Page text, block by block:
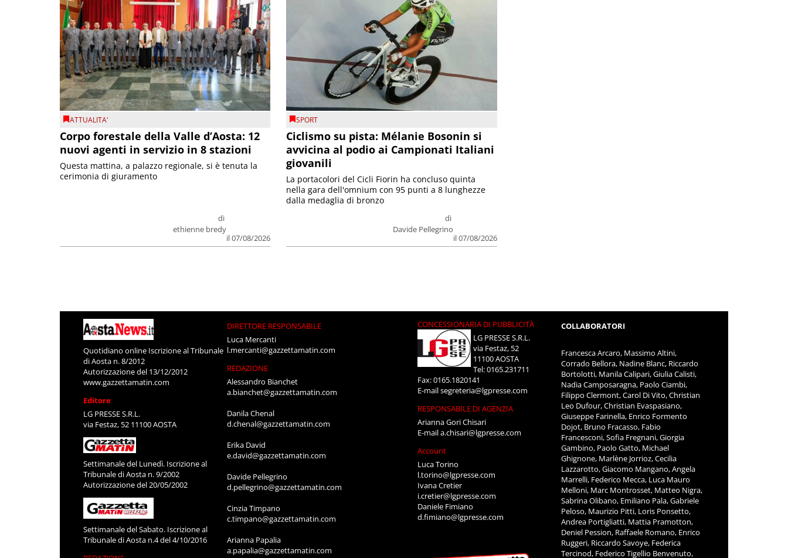
ATTUALITA'
Corpo forestale della Valle d’Aosta: 12
nuovi agenti in servizio in 8 stazioni
di
ethienne bredy
il 07/08/2026
Questa mattina, a palazzo regionale, si è tenuta la
cerimonia di giuramento
SPORT
Ciclismo su pista: Mélanie Bosonin si
avvicina al podio ai Campionati Italiani
giovanili
di
Davide Pellegrino
il 07/08/2026
La portacolori del Cicli Fiorin ha concluso quinta
nella gara dell'omnium con 95 punti a 8 lunghezze
dalla medaglia di bronzo
Quotidiano online Iscrizione al Tribunale
di Aosta n. 8/2012
Autorizzazione del 13/12/2012
www.gazzettamatin.com
Editore
LG PRESSE S.R.L.
via Festaz, 52 11100 AOSTA
Settimanale del Lunedì. Iscrizione al
Tribunale di Aosta n. 9/2002
Autorizzazione del 20/05/2002
Settimanale del Sabato. Iscrizione al
Tribunale di Aosta n.4 del 4/10/2016
DIRETTORE RESPONSABILE
Luca Mercanti
l.mercanti@gazzettamatin.com
REDAZIONE
Alessandro Bianchet
a.bianchet@gazzettamatin.com
Danila Chenal
d.chenal@gazzettamatin.com
Erika David
e.david@gazzettamatin.com
Davide Pellegrino
d.pellegrino@gazzettamatin.com
Cinzia Timpano
c.timpano@gazzettamatin.com
Arianna Papalia
a.papalia@gazzettamatin.com
CONCESSIONARIA DI PUBBLICITÀ
LG PRESSE S.R.L.
via Festaz, 52
11100 AOSTA
Tel: 0165.231711
Fax: 0165.1820141
E-mailsegreteria@lgpresse.com
RESPONSABILE DI AGENZIA
Arianna Gori Chisari
E-maila.chisari@lgpresse.com
Account
Luca Torino
l.torino@lgpresse.com
Ivana Cretier
i.cretier@lgpresse.com
Daniele Fimiano
d.fimiano@lgpresse.com
COLLABORATORI
Francesca Arcaro, Massimo Altini,
Corrado Bellora, Nadine Blanc, Riccardo
Bortolotti, Manila Calipari, Giulia Calisti,
Nadia Camposaragna, Paolo Ciambi,
Filippo Clermont, Carol Di Vito, Christian
Leo Dufour, Christian Evaspasiano,
Giuseppe Farinella, Enrico Formento
Dojot, Bruno Fracasso, Fabio
Francesconi, Sofia Fregnani, Giorgia
Gambino, Paolo Gatto, Michael
Ghignone, Marlène Jorrioz, Cecilia
Lazzarotto, Giacomo Mangano, Angela
Marrelli, Federico Mecca, Luca Mauro
Melloni, Marc Montrosset, Matteo Nigra,
Sabrina Olibano, Emiliano Pala, Gabriele
Peloso, Maurizio Pitti, Loris Ponsetto,
Andrea Portigliatti, Mattia Pramotton,
Deniel Pession, Raffaele Romano, Enrico
Ruggeri, Riccardo Savoye, Federica
Tercinod, Federico Tigellio Benvenuto,